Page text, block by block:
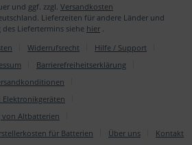
und ggf. zzgl. Versandkosten
Lieferzeiten für andere Länder und
Liefertermins siehe hier
Widerrufsrecht
Hilfe / Support
Barrierefreiheitserklärung
Altbatterien
für Batterien
Über uns Kontakt